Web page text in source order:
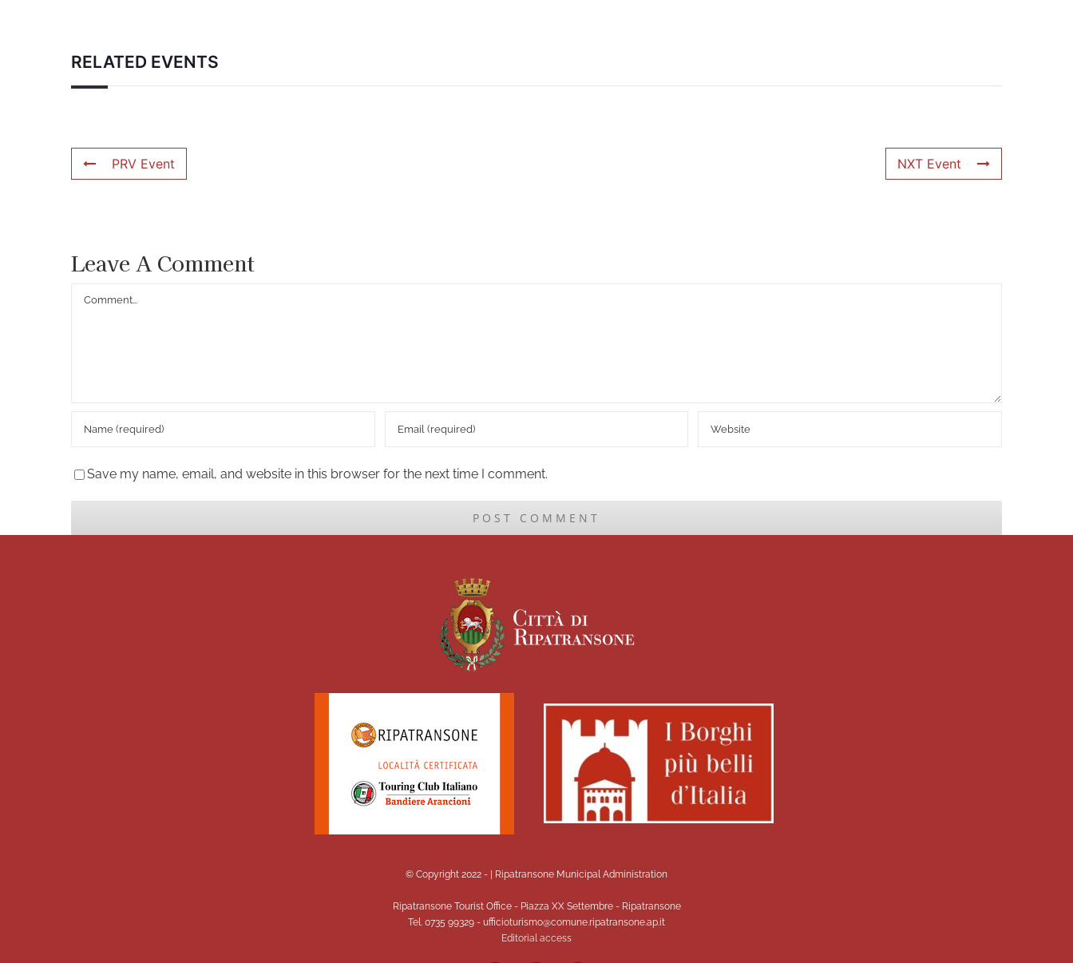
RELATED EVENTS
PRV Event NXT Event
Leave A Comment
Comment
Save my name, email, and website in this browser for the next time I comment.
© Copyright 2022 - | Ripatransone Municipal Administration
Ripatransone Tourist Office - Piazza XX Settembre - Ripatransone
Tel. 0735 99329 - ufficioturismo@comune.ripatransone.ap.it
Editorial access